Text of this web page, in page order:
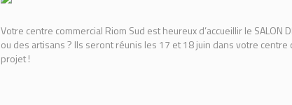
Votre centre commercial Riom Sud est heureux d’accueillir le
ou des artisans ? Ils seront réunis les 17 et 18 juin dans votre
projet !